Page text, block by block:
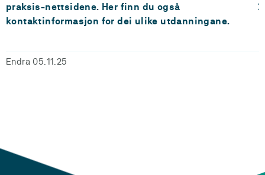
praksis-nettsidene. Her finn du også
kontaktinformasjon for dei ulike utdanningane.
Endra 05.11.25